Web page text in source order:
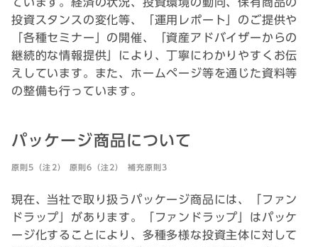
投資スタンスの変化等、「運用レポート」のご提供や
「各種セミナー」の開催、「資産アドバイザーからの
継続的な情報提供」により、丁寧にわかりやすくお伝
えしています。また、ホームページ等を通じた資料等
の整備も行っています。
パッケージ商品について
原則5（注2） 原則6（注2） 補充原則3
現在、当社で取り扱うパッケージ商品には、「ファン
ドラップ」があります。「ファンドラップ」はパッケ
ージ化することにより、多種多様な投資主体に対して